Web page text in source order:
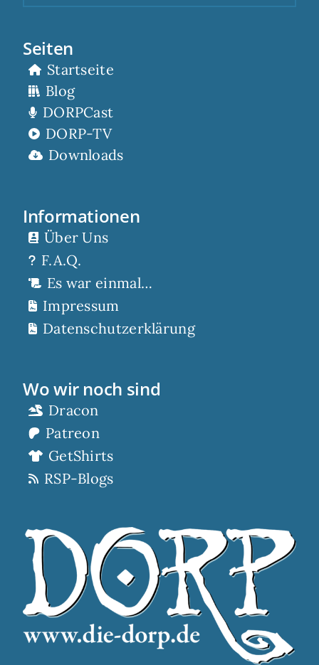
Seiten
Startseite
Blog
DORPCast
DORP-TV
Downloads
Informationen
Über Uns
F.A.Q.
Es war einmal…
Impressum
Datenschutzerklärung
Wo wir noch sind
Dracon
Patreon
GetShirts
RSP-Blogs